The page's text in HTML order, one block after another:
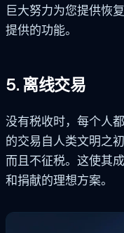
巨大努力为您提供恢
提供的功能。
5. 离线交易
没有税收时，每个人
的交易自人类文明之
而且不征税。这使其
和捐献的理想方案。